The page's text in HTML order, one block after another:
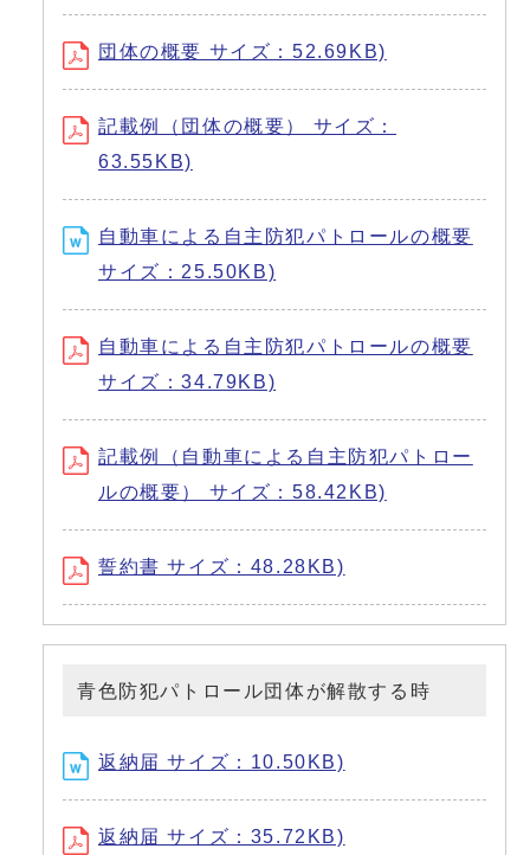
団体の概要 サイズ：52.69KB)
記載例（団体の概要） サイズ：
63.55KB)
自動車による自主防犯パトロールの概要
サイズ：25.50KB)
自動車による自主防犯パトロールの概要
サイズ：34.79KB)
記載例（自動車による自主防犯パトロー
ルの概要） サイズ：58.42KB)
誓約書 サイズ：48.28KB)
青色防犯パトロール団体が解散する時
返納届 サイズ：10.50KB)
返納届 サイズ：35.72KB)